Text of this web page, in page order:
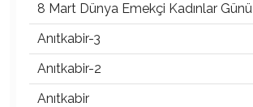
8 Mart Dünya Emekçi Kadınlar Günü
Anıtkabir-3
Anıtkabir-2
Anıtkabir